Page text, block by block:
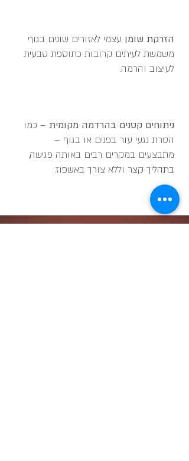
הזרקת שומן עצמי לאזורים שונים בגוף
משמשת לעיתים קרובות כתוספת טבעית
לעיצוב והרמה.​
ניתוחים קטנים בהרדמה מקומית – כמו
הסרת נגעי עור בפנים או בגוף –
מתבצעים במקרים רבים באותה פגישה,
בתהליך קצר וללא צורך באשפוז.